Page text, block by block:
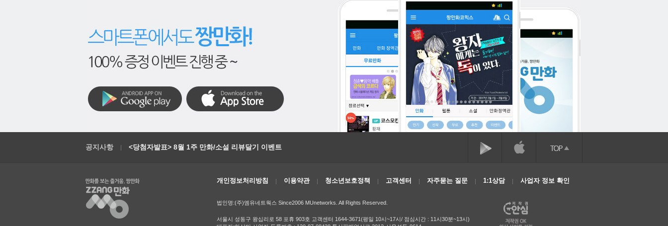
공지사항 <당첨자발표> 8월 1주 만화/소설 리뷰달기 이벤트
개인정보처리방침 이용약관 청소년보호정책 고객센터 자주묻는 질문 1:1상담 사업자 정보 확인
법인명:(주)엠유네트웍스 Since2006 MUnetworks. All Rights Reserved.
서울시 성동구 왕십리로 58 포휴 903호 고객센터 1644-3671(평일 10시~17시/ 점심시간 : 11시30분~13시)